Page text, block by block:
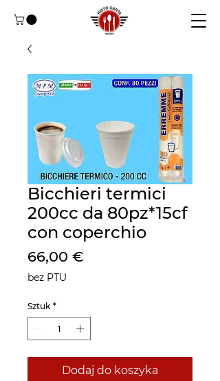
Bicchieri termici
200cc da 80pz*15cf
con coperchio
66,00 €
bez PTU
Sztuk *
Dodaj do koszyka